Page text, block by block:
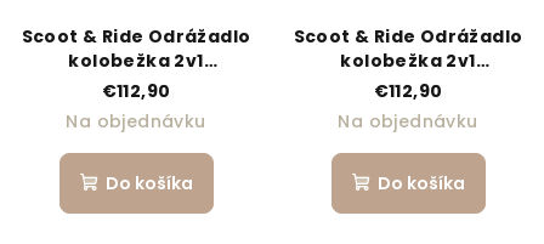
Scoot & Ride Odrážadlo
kolobežka 2v1
Highwaykick 1 steel
€112,90
Na objednávku
Do košíka
Scoot & Ride Odrážadlo
kolobežka 2v1
Highwaykick 1 peach
€112,90
Na objednávku
Do košíka